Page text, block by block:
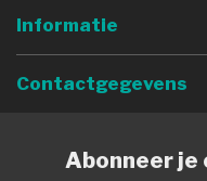
Informatie
Contactgegevens
Abonneer je